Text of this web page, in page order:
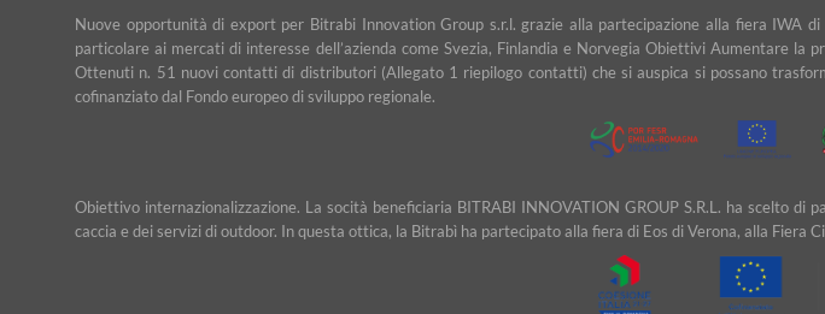
Nuove opportunità di export per Bitrabi Innovation Group s.r.l. grazie alla partecipazione alla fiera IWA
particolare ai mercati di interesse dell’azienda come Svezia, Finlandia e Norvegia Obiettivi Aumentare
Ottenuti n. 51 nuovi contatti di distributori (Allegato 1 riepilogo contatti) che si auspica si possano
cofinanziato dal Fondo europeo di sviluppo regionale.
Obiettivo internazionalizzazione. La socità beneficiaria BITRABI INNOVATION GROUP S.R.L. ha scelto
caccia e dei servizi di outdoor. In questa ottica, la Bitrabì ha partecipato alla fiera di Eos di Verona, alla